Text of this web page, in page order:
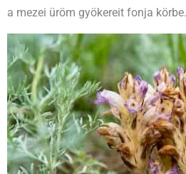
a mezei üröm gyökereit fonja körbe.